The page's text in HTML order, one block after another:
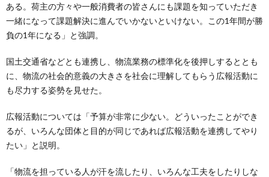
ある。荷主の方々や一般消費者の皆さんにも課題を知っていただき
一緒になって課題解決に進んでいかないといけない。この1年間が勝
負の1年になる」と強調。
国土交通省などとも連携し、物流業務の標準化を後押しするととも
に、物流の社会的意義の大きさを社会に理解してもらう広報活動に
も尽力する姿勢を見せた。
広報活動については「予算が非常に少ない。どういったことができ
るが、いろんな団体と目的が同じであれば広報活動を連携してやり
たい」と説明。
「物流を担っている人が汗を流したり、いろんな工夫をしたりしな